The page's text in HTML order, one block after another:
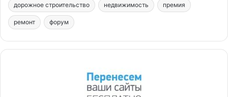
дорожное строительство недвижимость премия
ремонт форум